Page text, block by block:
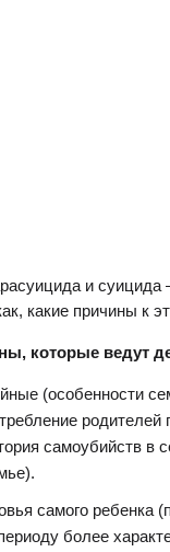
и суицида
какие причины к
которые ведут
(особенности
родителей
самоубийств в
самого ребенка
более